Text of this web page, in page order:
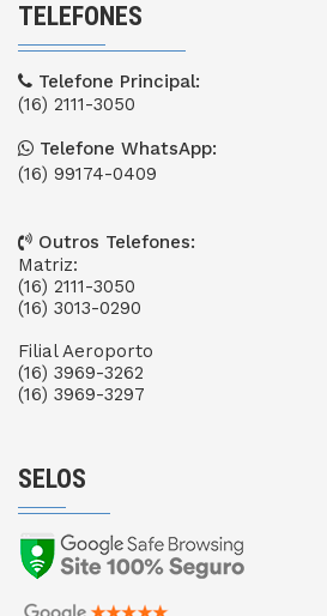
TELEFONES
Telefone Principal:
(16) 2111-3050
Telefone WhatsApp:
(16) 99174-0409
Outros Telefones:
Matriz:
(16) 2111-3050
(16) 3013-0290
Filial Aeroporto
(16) 3969-3262
(16) 3969-3297
SELOS